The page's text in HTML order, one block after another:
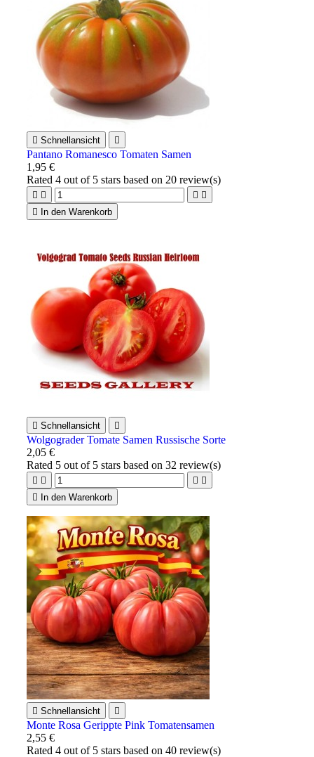
 Schnellansicht 
Pantano Romanesco Tomaten Samen
1,95 €
Rated4 out of 5 stars based on 20 review(s)
   

In den Warenkorb
 Schnellansicht 
Wolgograder Tomate Samen Russische Sorte
2,05 €
Rated 5 out of 5 stars based on32 review(s)
   

In den Warenkorb
 Schnellansicht 
Monte Rosa Gerippte Pink Tomatensamen
2,55 €
Rated4 out of 5 stars based on40 review(s)